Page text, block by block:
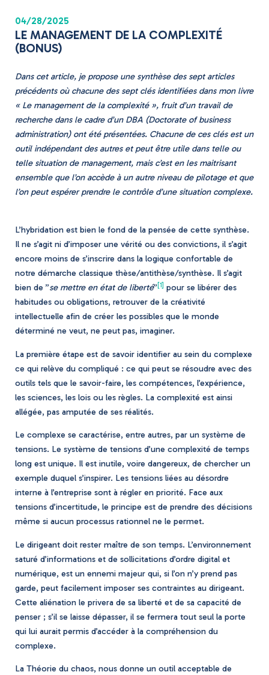
04/28/2025
LE MANAGEMENT DE LA COMPLEXITÉ
(BONUS)
Dans cet article, je propose une synthèse des sept articles
précédents où chacune des sept clés identifiées dans mon livre
« Le management de la complexité », fruit d’un travail de
recherche dans le cadre d’un DBA (Doctorate of business
administration) ont été présentées. Chacune de ces clés est un
outil indépendant des autres et peut être utile dans telle ou
telle situation de management, mais c’est en les maitrisant
ensemble que l’on accède à un autre niveau de pilotage et que
l’on peut espérer prendre le contrôle d’une situation complexe.
L’hybridation est bien le fond de la pensée de cette synthèse.
Il ne s’agit ni d’imposer une vérité ou des convictions, il s’agit
encore moins de s’inscrire dans la logique confortable de
notre démarche classique thèse/antithèse/synthèse. Il s’agit
bien de ”se mettre en état de liberté” [1] pour se libérer des
habitudes ou obligations, retrouver de la créativité
intellectuelle afin de créer les possibles que le monde
déterminé ne veut, ne peut pas, imaginer.
La première étape est de savoir identifier au sein du complexe
ce qui relève du compliqué : ce qui peut se résoudre avec des
outils tels que le savoir-faire, les compétences, l’expérience,
les sciences, les lois ou les règles. La complexité est ainsi
allégée, pas amputée de ses réalités.
Le complexe se caractérise, entre autres, par un système de
tensions. Le système de tensions d’une complexité de temps
long est unique. Il est inutile, voire dangereux, de chercher un
exemple duquel s’inspirer. Les tensions liées au désordre
interne à l’entreprise sont à régler en priorité. Face aux
tensions d’incertitude, le principe est de prendre des décisions
même si aucun processus rationnel ne le permet.
Le dirigeant doit rester maître de son temps. L’environnement
saturé d’informations et de sollicitations d’ordre digital et
numérique, est un ennemi majeur qui, si l’on n’y prend pas
garde, peut facilement imposer ses contraintes au dirigeant.
Cette aliénation le privera de sa liberté et de sa capacité de
penser ; s’il se laisse dépasser, il se fermera tout seul la porte
qui lui aurait permis d’accéder à la compréhension du
complexe.
La Théorie du chaos, nous donne un outil acceptable de